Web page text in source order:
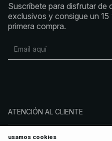
Suscríbete para disfrutar de
exclusivos y consigue un
primera compra.
ATENCIÓN AL CLIENTE
SOBRE NA-KD